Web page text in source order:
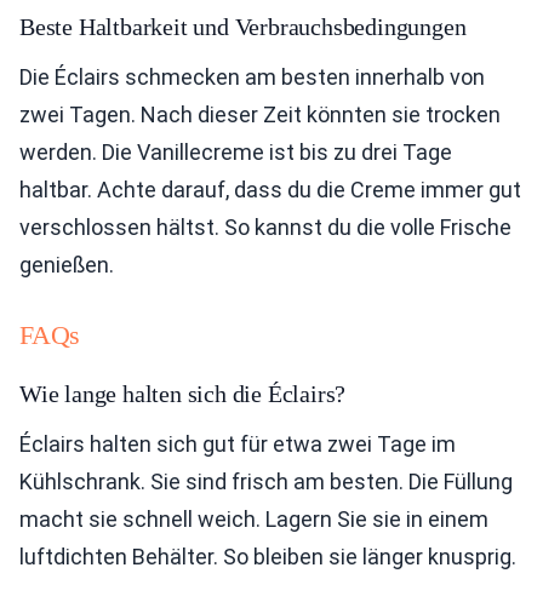
Beste Haltbarkeit und Verbrauchsbedingungen
Die Éclairs schmecken am besten innerhalb von
zwei Tagen. Nach dieser Zeit könnten sie trocken
werden. Die Vanillecreme ist bis zu drei Tage
haltbar. Achte darauf, dass du die Creme immer gut
verschlossen hältst. So kannst du die volle Frische
genießen.
FAQs
Wie lange halten sich die Éclairs?
Éclairs halten sich gut für etwa zwei Tage im
Kühlschrank. Sie sind frisch am besten. Die Füllung
macht sie schnell weich. Lagern Sie sie in einem
luftdichten Behälter. So bleiben sie länger knusprig.